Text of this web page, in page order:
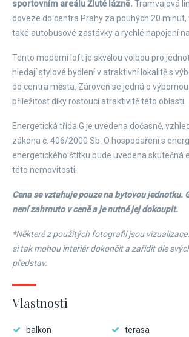
sportovním areálu Žluté lázně. Tramvajová
doveze do centra Prahy za pouhých 20 minut,
také autobusové zastávky a rychlé napojení
Tento moderní loft je skvělou volbou pro
hledají stylové bydlení v atraktivní lokalitě s
do centra města. Zároveň se jedná o
příležitost díky rostoucí atraktivitě této oblasti.
Energetická třída G je uvedena dočasně,
zákona č. 406/2000 Sb. O hospodaření s
energetického štítku bude uvedena skutečná
této nemovitosti.
Cena se vztahuje pouze na bytovou jednotku.
není zahrnuto v ceně a je nutné jej dokoupit.
*Některé z použitých fotografií jsou
si tak mohou interiér dokončit a zařídit dle
představ.
Vlastnosti
balkon
terasa